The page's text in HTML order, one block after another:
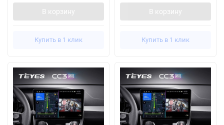
В корзину
Купить в 1 клик
В корзину
Купить в 1 клик